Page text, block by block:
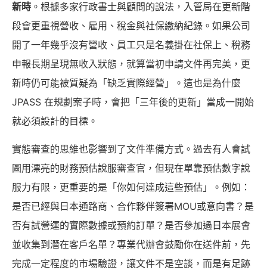
新時 。根據多家行政書士與顧問的說法，入管局在更新階
段會更重視營收、雇用、稅金與社保繳納紀錄。如果公司
開了一年幾乎沒有營收、員工只是名義掛在社保上、稅務
申報長期呈現無收入狀態，就算當初申請文件再完美，更
新時仍可能被質疑為「缺乏實際經營」。這也是為什麼
JPASS 在規劃案子時，會把「三年後的更新」當成一開始
就必須設計的目標。
實態審查的思維也影響到了文件準備方式。過去有人會試
圖用漂亮的財務預估說服審查官，但現在單靠預估數字說
服力有限，更重要的是「你如何達成這些預估」。例如：
是否已經與日本通路商、合作夥伴簽署MOU或意向書？是
否有試營運的實際數據或預約訂單？是否參加過日本展會
並收集到潛在客戶名單？專業代辦會鼓勵你在送件前，先
完成一定程度的市場驗證，讓文件不是空談，而是有足跡